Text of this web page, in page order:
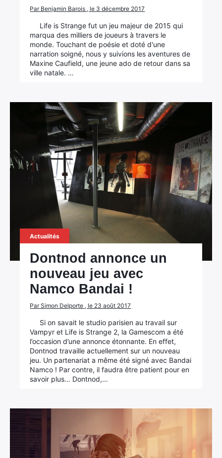
Par Benjamin Barois , le 3 décembre 2017
Life is Strange fut un jeu majeur de 2015 qui
marqua des milliers de joueurs à travers le
monde. Touchant de poésie et doté d'une
narration soigné, nous y suivions les aventures de
Maxine Caufield, une jeune ado de retour dans sa
ville natale. …
Actualités
Dontnod annonce un
nouveau jeu avec
Namco Bandai !
Par Simon Delporte , le 23 août 2017
Si on savait le studio parisien au travail sur
Vampyr et Life is Strange 2, la Gamescom a été
l’occasion d’une annonce étonnante. En effet,
Dontnod travaille actuellement sur un nouveau
jeu. Un partenariat a même été signé avec Bandai
Namco ! Par contre, il faudra être patient pour en
savoir plus… Dontnod,…